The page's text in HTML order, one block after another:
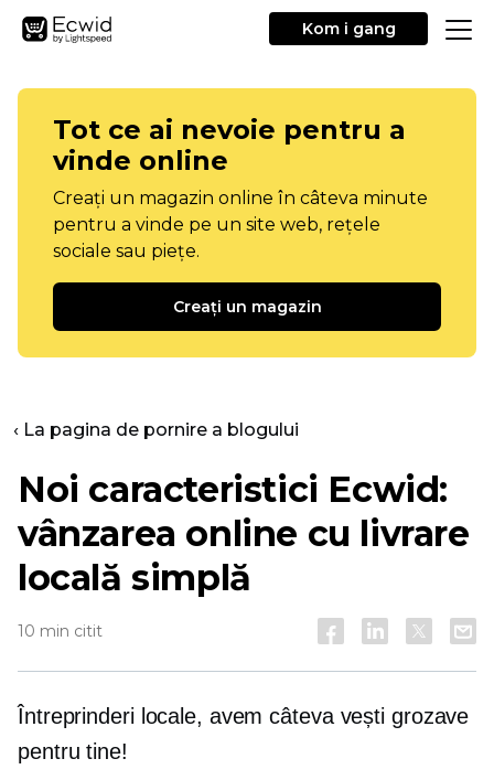
Kom i gang
Tot ce ai nevoie pentru a
vinde online
Creați un magazin online în câteva minute
pentru a vinde pe un site web, rețele
sociale sau piețe.
Creați un magazin
‹ La pagina de pornire a blogului
Noi caracteristici Ecwid:
vânzarea online cu livrare
locală simplă
10 min citit
Întreprinderi locale, avem câteva vești grozave
pentru tine!